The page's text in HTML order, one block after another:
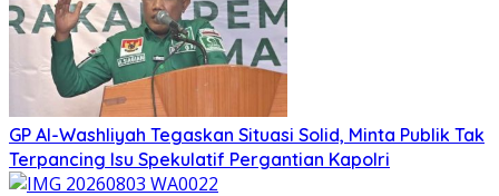
GP Al-Washliyah Tegaskan Situasi Solid, Minta Publik Tak
Terpancing Isu Spekulatif Pergantian Kapolri